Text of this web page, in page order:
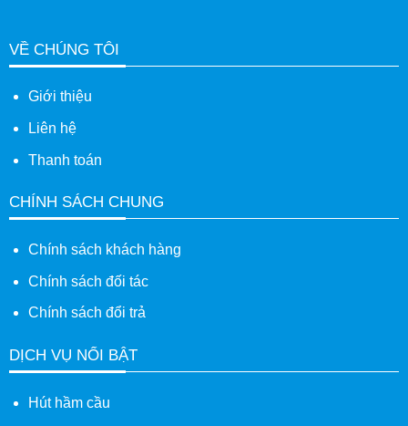
VỀ CHÚNG TÔI
Giới thiệu
Liên hệ
Thanh toán
CHÍNH SÁCH CHUNG
Chính sách khách hàng
Chính sách đối tác
Chính sách đổi trả
DỊCH VỤ NỔI BẬT
Hút hầm cầu